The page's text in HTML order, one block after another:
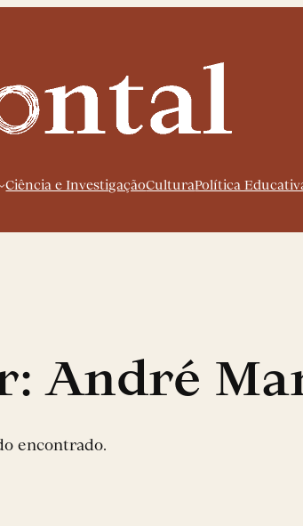
Ciência e InvestigaçãoCulturaPolítica
André
encontrado.